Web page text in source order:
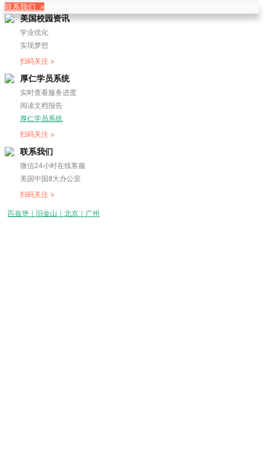
联系我们 »
美国校园资讯
学业优化
实现梦想
扫码关注 >
厚仁学员系统
实时查看服务进度
阅读文档报告
厚仁学员系统
扫码关注 >
联系我们
微信24小时在线客服
美国中国8大办公室
扫码关注 >
匹兹堡｜旧金山｜北京｜广州